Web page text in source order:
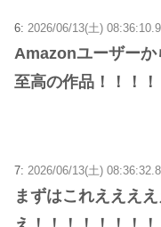
6: 2026/06/13(土)
Amazonユーザーか
至高の作品！！！！
7: 2026/06/13(土)
まずはこれええええ